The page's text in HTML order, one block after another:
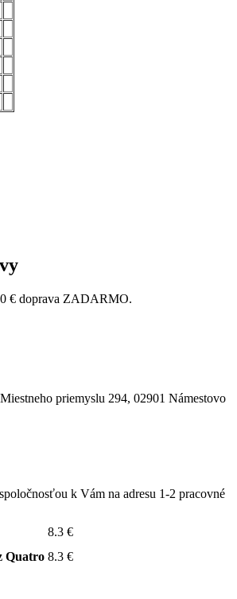
€ doprava ZADARMO.
priemyslu 294, 02901 Námestovo
k Vám na adresu 1-2 pracovné
8.3 €
Quatro 8.3 €